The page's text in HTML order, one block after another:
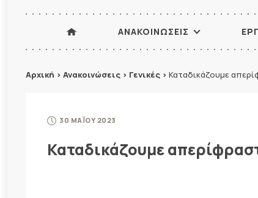
ΑΝΑΚΟΙΝΩΣΕΙΣ
Αρχική > Ανακοινώσεις > Γενικές > Καταδικάζουμε
30 ΜΑΪΟΥ 2023
Καταδικάζουμε